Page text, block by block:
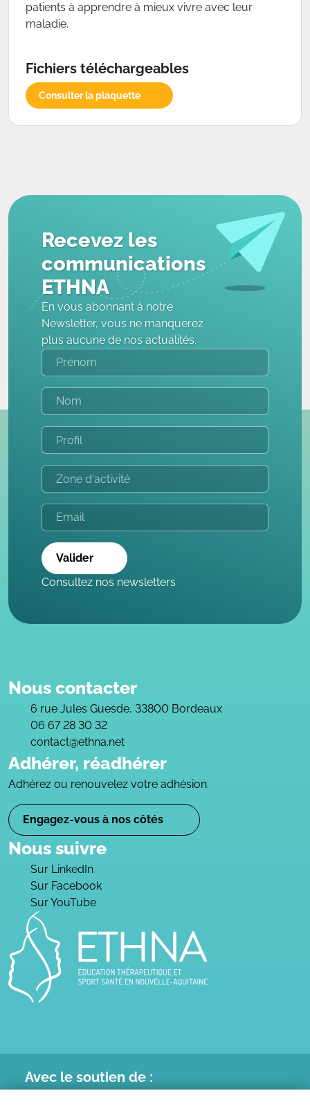
patients à apprendre à mieux vivre avec leur
maladie.
Fichiers téléchargeables
Consulter la plaquette
Recevez les
communications
ETHNA
En vous abonnant à notre
Newsletter, vous ne manquerez
plus aucune de nos actualités.
Valider
Consultez nos newsletters
Nous contacter
6 rue Jules Guesde, 33800 Bordeaux
06 67 28 30 32
contact@ethna.net
Adhérer, réadhérer
Adhérez ou renouvelez votre adhésion.
Engagez-vous à nos côtés
Nous suivre
Sur LinkedIn
Sur Facebook
Sur YouTube
Avec le soutien de :